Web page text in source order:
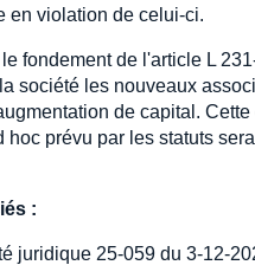
en violation de celui-ci.
fondement de l'article L
société les nouveaux
de capital.
hoc prévu par les statuts
:
juridique 25-059 du 3-12-